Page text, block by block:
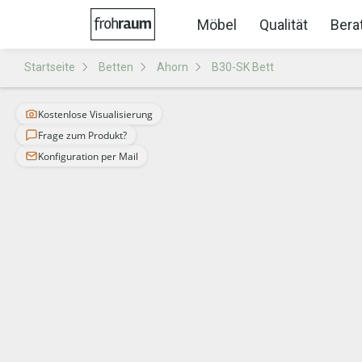
Möbel Qualität
Startseite Betten Ahorn B30-SK Bett
Kostenlose Visualisierung
Frage zum Produkt?
Konfiguration per Mail